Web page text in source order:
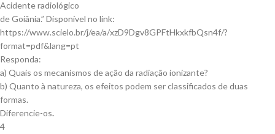
Acidente radiológico
de Goiânia.” Disponível no link:
https://www.scielo.br/j/ea/a/xzD9Dgv8GPFtHkxkfbQsn4f/?
format=pdf&lang=pt
Responda:
a) Quais os mecanismos de ação da radiação ionizante?
b) Quanto à natureza, os efeitos podem ser classificados de duas
formas.
Diferencie-os.
4